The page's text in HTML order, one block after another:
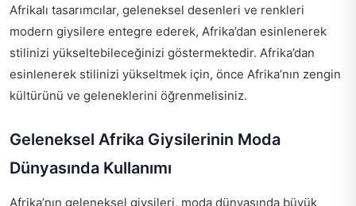
Afrikalı tasarımcılar, geleneksel desenleri ve renkleri
modern giysilere entegre ederek, Afrika’dan esinlenerek
stilinizi yükseltebileceğinizi göstermektedir. Afrika’dan
esinlenerek stilinizi yükseltmek için, önce Afrika’nın zengin
kültürünü ve geleneklerini öğrenmelisiniz.
Geleneksel Afrika Giysilerinin Moda
Dünyasında Kullanımı
Afrika’nın geleneksel giysileri, moda dünyasında büyük